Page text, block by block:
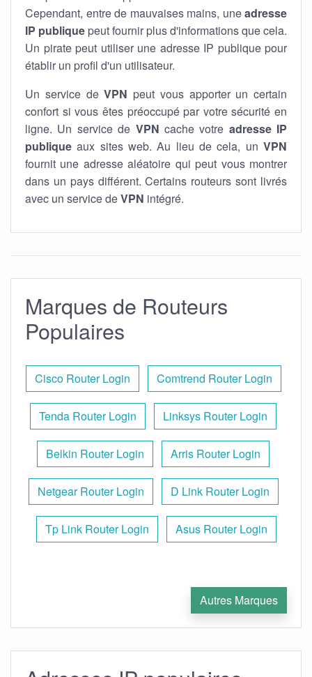
Cependant, entre de mauvaises mains, uneadresse
IP publique peut fournir plus d'informations que cela.
Un pirate peut utiliser une adresse IP publique pour
établir un profil d'un utilisateur.
Un service deVPN peut vous apporter un certain
confort si vous êtes préoccupé par votre sécurité en
ligne. Un service de VPN cache votre adresse IP
publique aux sites web. Au lieu de cela, un VPN
fournit une adresse aléatoire qui peut vous montrer
dans un pays différent. Certains routeurs sont livrés
avec un service deVPN intégré.
Marques de Routeurs
Populaires
Cisco Router Login Comtrend Router Login
Tenda Router Login Linksys Router Login
Belkin Router Login Arris Router Login
Netgear Router Login D Link Router Login
Tp Link Router Login Asus Router Login
Autres Marques